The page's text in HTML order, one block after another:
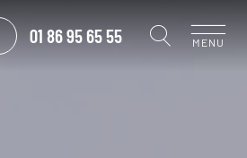
01 86 95 65 55 MENU